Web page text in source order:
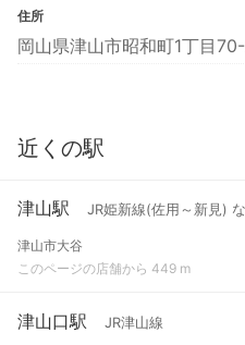
住所
岡山県津山市昭和町1丁目
近くの駅
津山駅 JR姫新線(佐用～新見)
津山市大谷
このページの店舗から 449 m
津山口駅 JR津山線